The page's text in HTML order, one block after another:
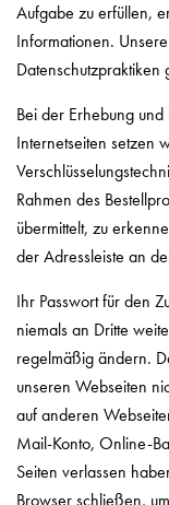
Aufgabe zu erfüllen,
Informationen.
Datenschutzpraktiken
Bei der Erhebung
Internetseiten setzen
Rahmen des
übermittelt, zu
der Adressleiste an
Ihr Passwort für den
niemals an Dritte
regelmäßig ändern.
unseren Webseiten
auf anderen
Mail-Konto, Online-
Seiten verlassen
Browser schließen,